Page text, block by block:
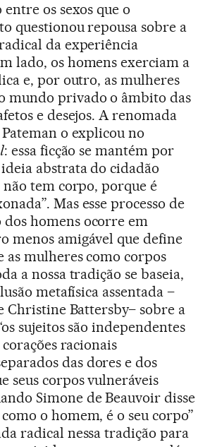
entre os sexos que o
questionou repousa sobre a
da experiência
lado, os homens exerciam a
e, por outro, as mulheres
mundo privado o âmbito das
e desejos. A renomada
o explicou no
: essa ficção se mantém por
abstrata do cidadão
não tem corpo, porque é
Mas esse processo de
dos homens ocorre em
menos amigável que define
as mulheres como corpos
a nossa tradição se baseia,
metafísica assentada –
Christine Battersby– sobre a
sujeitos são independentes
racionais
das dores e dos
seus corpos vulneráveis
Simone de Beauvoir disse
o homem, é o seu corpo”
radical nessa tradição para